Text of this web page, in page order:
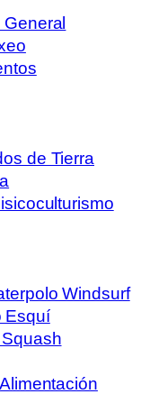
de Tierra
Windsurf
Esquí